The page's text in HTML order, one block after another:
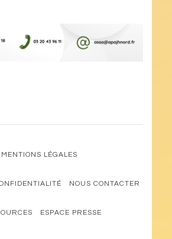
MENTIONS LÉGALES
NOUS CONTACTER
ESPACE PRESSE